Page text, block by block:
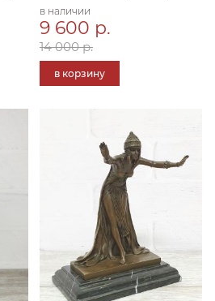
в наличии
9 600 р.
14 000 р.
в корзину